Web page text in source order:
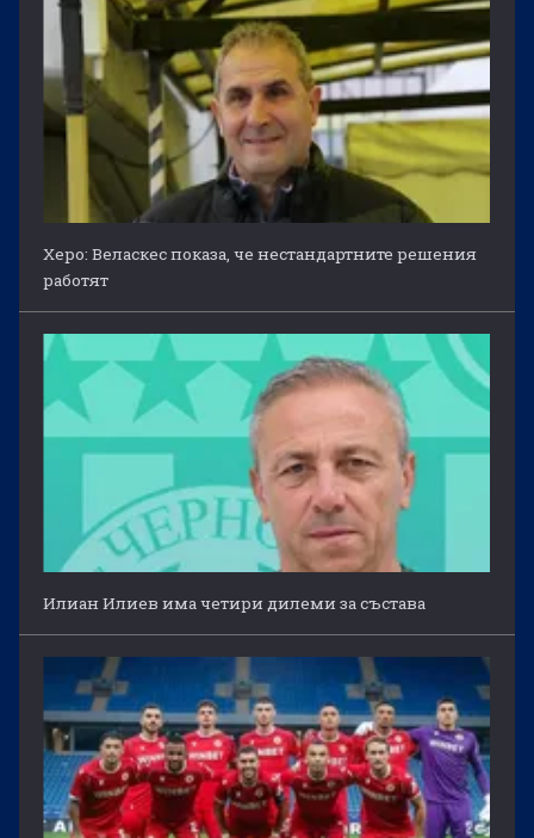
Херо: Веласкес показа, че нестандартните решения
работят
Илиан Илиев има четири дилеми за състава